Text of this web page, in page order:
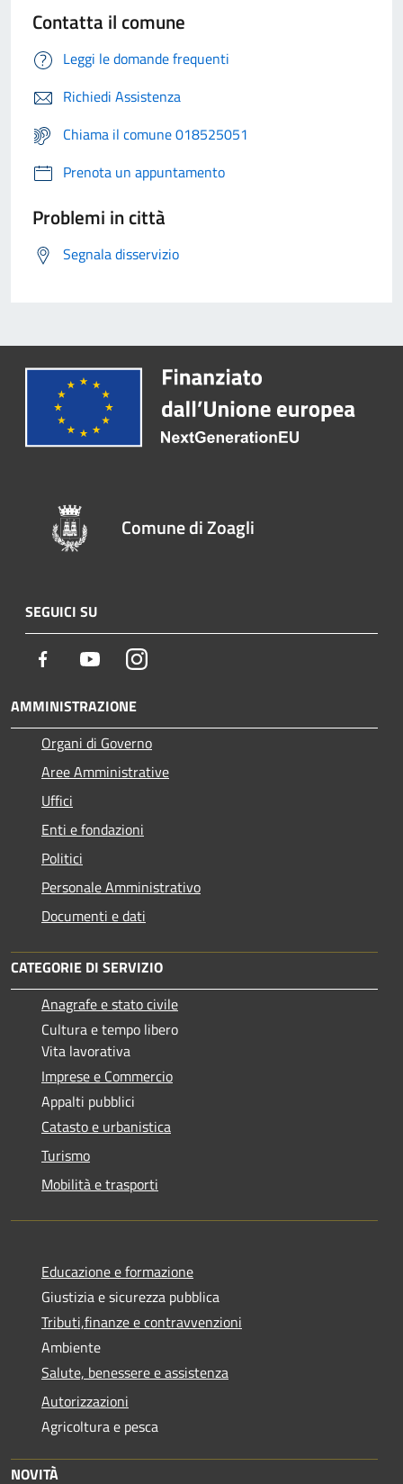
Contatta il comune
Leggi le domande frequenti
Richiedi Assistenza
Chiama il comune 018525051
Prenota un appuntamento
Problemi in città
Segnala disservizio
Comune di Zoagli
SEGUICI SU
Facebook YoutubeInstagram
AMMINISTRAZIONE
Organi di Governo
Aree Amministrative
Uffici
Enti e fondazioni
Politici
Personale Amministrativo
Documenti e dati
CATEGORIE DI SERVIZIO
Anagrafe e stato civile
Cultura e tempo libero
Vita lavorativa
Imprese e Commercio
Appalti pubblici
Catasto e urbanistica
Turismo
Mobilità e trasporti
Educazione e formazione
Giustizia e sicurezza pubblica
Tributi,finanze e contravvenzioni
Ambiente
Salute, benessere e assistenza
Autorizzazioni
Agricoltura e pesca
NOVITÀ